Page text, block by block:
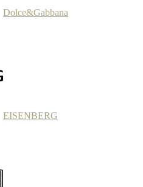
Dolce&Gabbana
EISENBERG